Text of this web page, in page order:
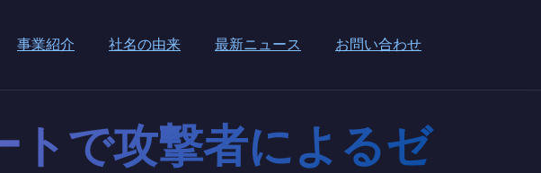
事業紹介 社名の由来 最新ニュース お問い合わせ
トで攻撃者によるゼ